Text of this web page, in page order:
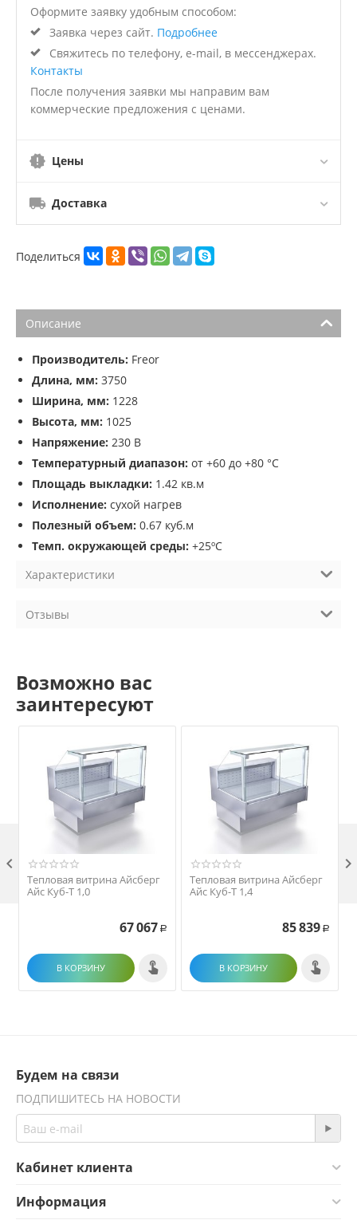
Оформите заявку удобным способом:
Заявка через сайт. Подробнее
Свяжитесь по телефону, e-mail, в мессенджерах.
Контакты
После получения заявки мы направим вам
коммерческие предложения с ценами.
Цены
Доставка
Поделиться
Описание
Производитель: Freor
Длина, мм: 3750
Ширина, мм: 1228
Высота, мм: 1025
Напряжение: 230 В
Температурный диапазон: от +60 до +80 °C
Площадь выкладки: 1.42 кв.м
Исполнение: сухой нагрев
Полезный объем: 0.67 куб.м
Темп. окружающей среды: +25ºC
Характеристики
Отзывы
Возможно вас
заинтересуют
Тепловая витрина Айсберг
Айс Куб-Т 1,0
67 067 Р
В КОРЗИНУ
Тепловая витрина Айсберг
Айс Куб-Т 1,4
85 839 Р
В КОРЗИНУ
 
Будем на связи
ПОДПИШИТЕСЬ НА НОВОСТИ
Кабинет клиента
Информация